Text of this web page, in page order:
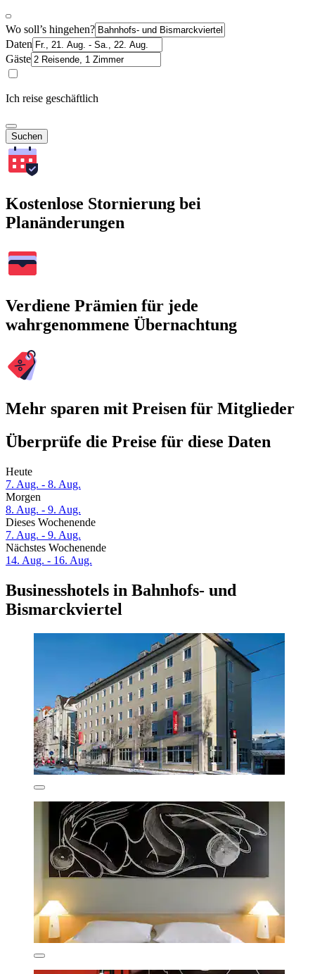
Wo soll’s hingehen?
Daten
Gäste
Ich reise geschäftlich
Suchen
Kostenlose Stornierung bei
Planänderungen
Verdiene Prämien für jede
wahrgenommene Übernachtung
Mehr sparen mit Preisen für Mitglieder
Überprüfe die Preise für diese Daten
Heute
7. Aug. - 8. Aug.
Morgen
8. Aug. - 9. Aug.
Dieses Wochenende
7. Aug. - 9. Aug.
Nächstes Wochenende
14. Aug. - 16. Aug.
Businesshotels in Bahnhofs- und
Bismarckviertel